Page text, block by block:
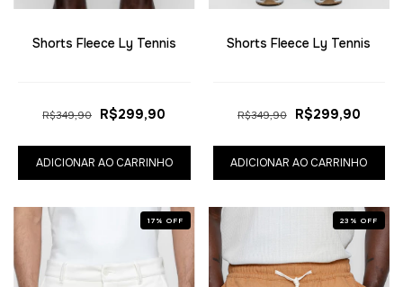
Shorts Fleece Ly Tennis
R$349,90 R$299,90
ADICIONAR AO CARRINHO
Shorts Fleece Ly Tennis
R$349,90 R$299,90
ADICIONAR AO CARRINHO
17 % OFF 23 % OFF